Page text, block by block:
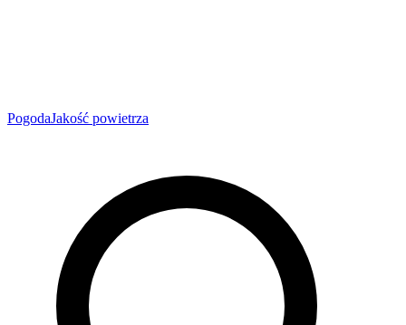
PogodaJakość powietrza